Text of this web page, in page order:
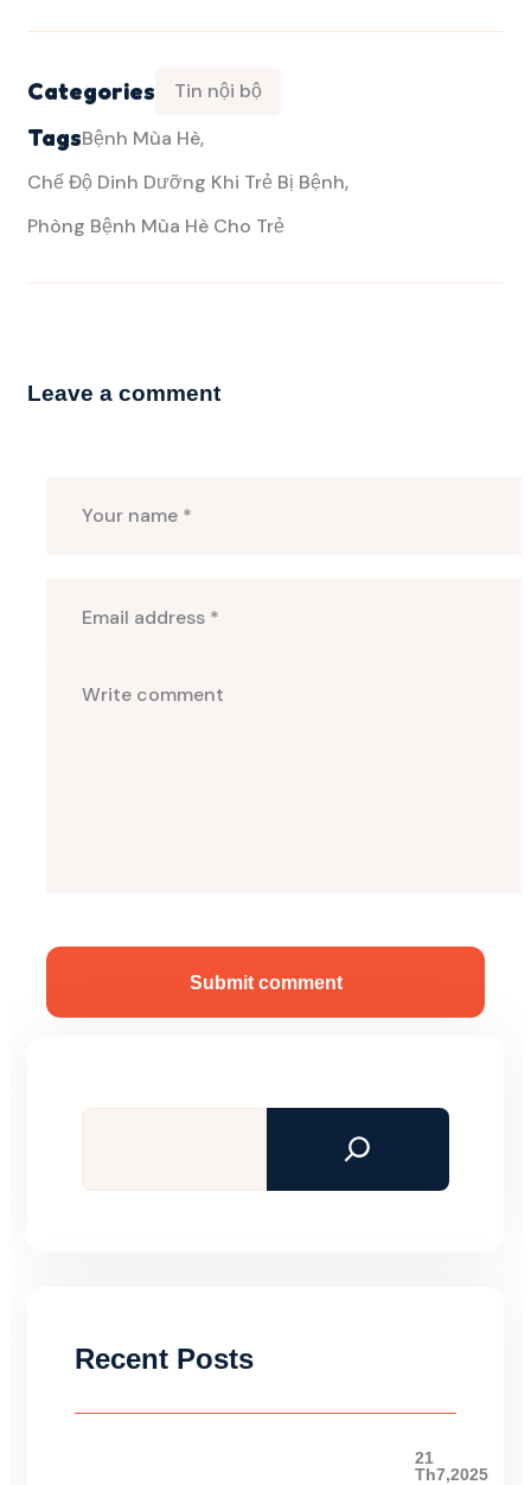
Categories Tin nội bộ
TagsBệnh Mùa Hè
Chế Độ Dinh Dưỡng Khi Trẻ Bị Bệnh
Phòng Bệnh Mùa Hè Cho Trẻ
Leave a comment
Submit comment
Tìm
Recent Posts
21
Th7,2025